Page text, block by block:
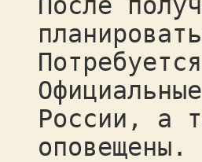
России, а
оповещены.